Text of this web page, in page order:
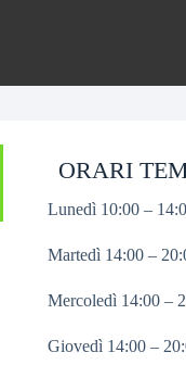
ORARI
Lunedì 10:00 –
Martedì 14:00 –
Mercoledì 14:00 –
Giovedì 14:00 –